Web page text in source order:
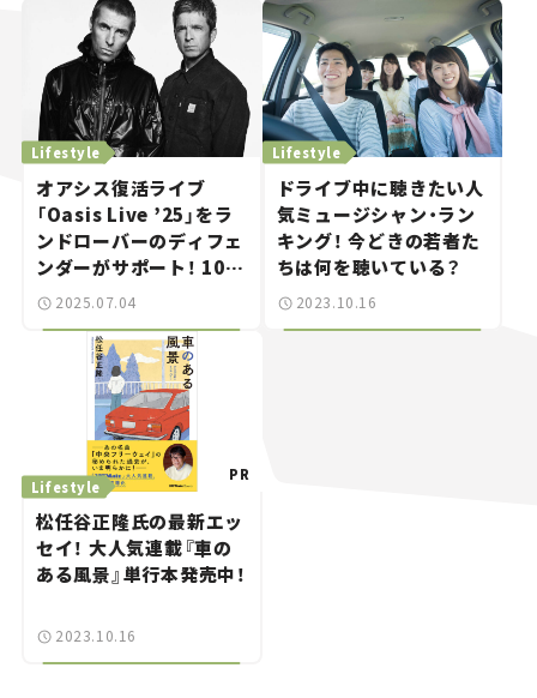
Lifestyle
オアシス復活ライブ
「Oasis Live ’25」をラ
ンドローバーのディフェ
ンダーがサポート！ 10月
に日本公演も！
2025.07.04
Lifestyle
ドライブ中に聴きたい人
気ミュージシャン・ラン
キング！ 今どきの若者た
ちは何を聴いている？
2023.10.16
Lifestyle
松任谷正隆氏の最新エッ
セイ！ 大人気連載『車の
ある風景』単行本発売中！
2023.10.16